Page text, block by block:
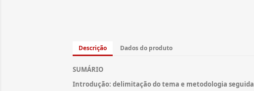
Descrição Dados do produto
SUMÁRIO
Introdução: delimitação do tema e metodologia seguida